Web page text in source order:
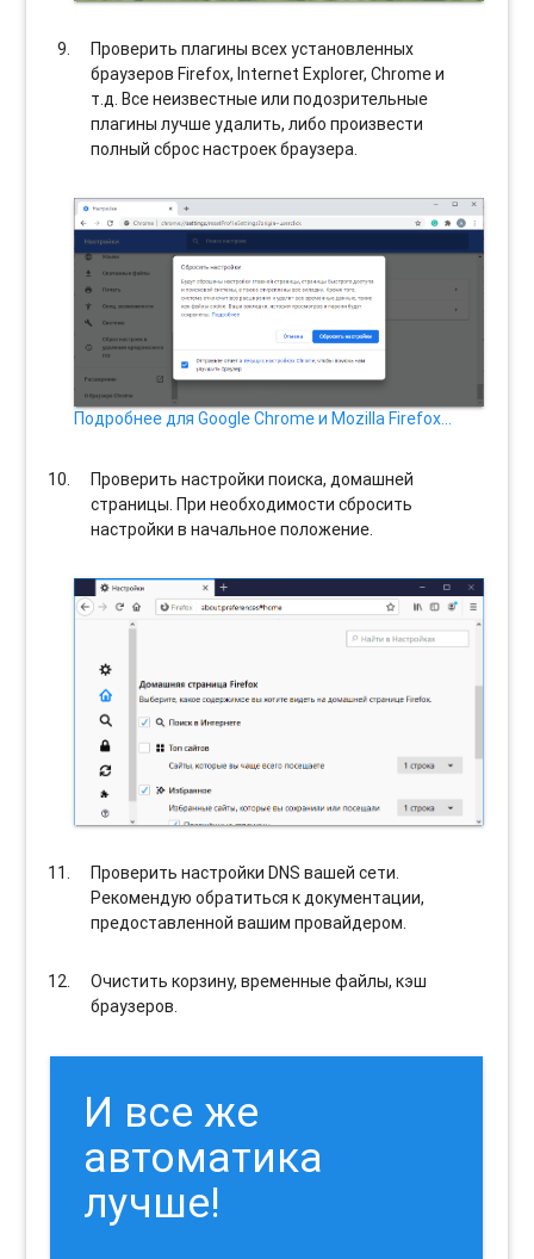
Проверить плагины всех установленных
браузеров Firefox, Internet Explorer, Chrome и
т.д. Все неизвестные или подозрительные
плагины лучше удалить, либо произвести
полный сброс настроек браузера.
Подробнее для Google Chrome и Mozilla Firefox…
Проверить настройки поиска, домашней
страницы. При необходимости сбросить
настройки в начальное положение.
Проверить настройки DNS вашей сети.
Рекомендую обратиться к документации,
предоставленной вашим провайдером.
Очистить корзину, временные файлы, кэш
браузеров.
И все же
автоматика
лучше!